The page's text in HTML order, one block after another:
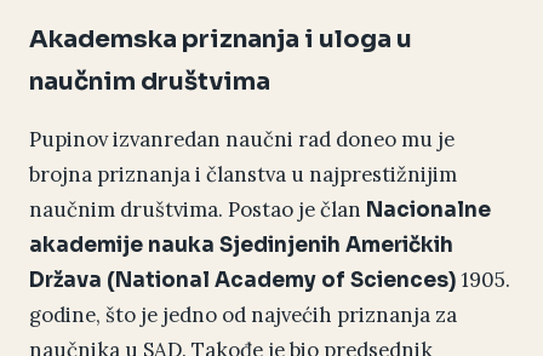
Akademska priznanja i uloga u
naučnim društvima
Pupinov izvanredan naučni rad doneo mu je
brojna priznanja i članstva u najprestižnijim
naučnim društvima. Postao je član Nacionalne
akademije nauka Sjedinjenih Američkih
Država (National Academy of Sciences)1905.
godine, što je jedno od najvećih priznanja za
naučnika u SAD. Takođe je bio predsednik